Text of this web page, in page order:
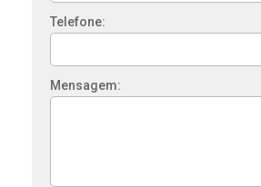
Telefone:
Mensagem: